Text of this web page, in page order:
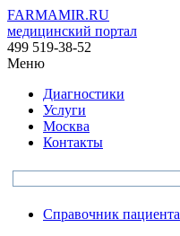
FARMAMIR.RU
медицинский портал
499 519-38-52
Меню
Диагностики
Услуги
Москва
Контакты
Справочник пациента